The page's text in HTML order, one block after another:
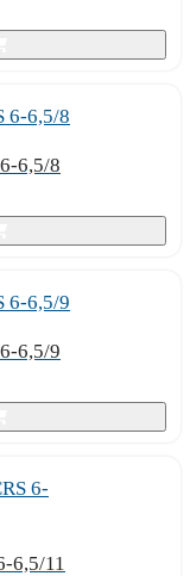
6,5/8
6,5/9
6,5/11